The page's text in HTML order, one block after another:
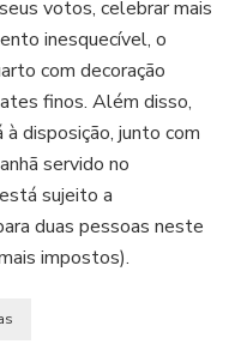
votos, celebrar mais
inesquecível, o
com decoração
finos. Além disso,
disposição, junto com
servido no
sujeito a
duas pessoas neste
impostos).